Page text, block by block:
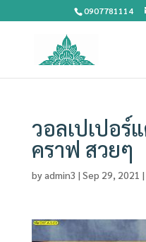
0907781114
วอลเปเปอร์
คราฟ สวยๆ
byadmin3 | Sep 29, 2021 |